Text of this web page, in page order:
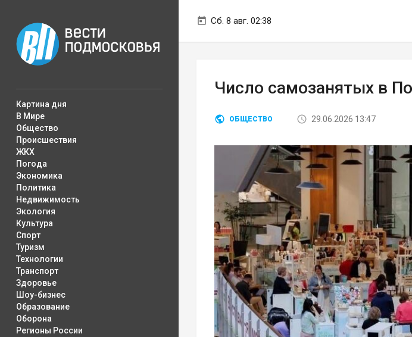
Сб. 8 авг. 02:38
Картина дня
В Мире
Общество
Происшествия
ЖКХ
Погода
Экономика
Политика
Недвижимость
Экология
Культура
Спорт
Туризм
Технологии
Транспорт
Здоровье
Шоу-бизнес
Образование
Оборона
Регионы России
Число самозанятых в
ОБЩЕСТВО 29.06.2026 13:47